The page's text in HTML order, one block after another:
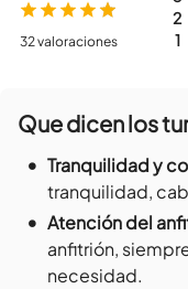
2
1
32 valoraciones
Que dicen los
• Tranquilidad y
tranquilidad,
• Atención del
anfitrión,
necesidad.